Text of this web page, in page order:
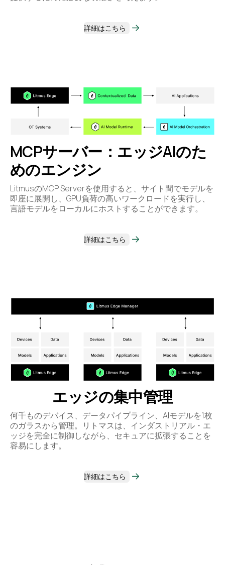
詳細はこちら
MCPサーバー：エッジAIのた
めのエンジン
LitmusのMCP Serverを使用すると、サイト間でモデルを
即座に展開し、GPU負荷の高いワークロードを実行し、
言語モデルをローカルにホストすることができます。
詳細はこちら
エッジの集中管理
何千ものデバイス、データパイプライン、AIモデルを1枚
のガラスから管理。リトマスは、インダストリアル・エ
ッジを完全に制御しながら、セキュアに拡張することを
容易にします。
詳細はこちら